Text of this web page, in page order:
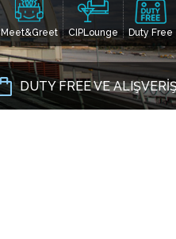
Meet&Greet CIPLounge Duty Free
DUTY FREE VE